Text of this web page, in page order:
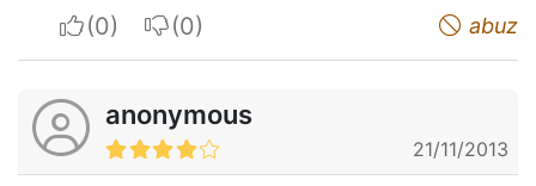
I apreciateI do not appreciate abuz
anonymous
21/11/2013